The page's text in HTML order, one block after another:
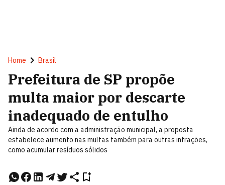
Home Brasil
Prefeitura de SP propõe
multa maior por descarte
inadequado de entulho
Ainda de acordo com a administração municipal, a proposta
estabelece aumento nas multas também para outras infrações,
como acumular resíduos sólidos